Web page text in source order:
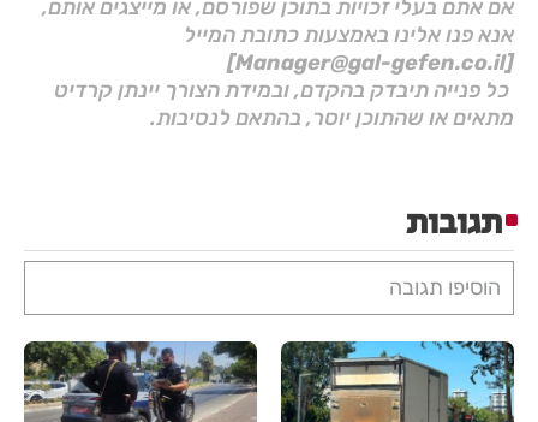
אם אתם בעלי זכויות בתוכן שפורסם, או מייצגים אותם,
אנא פנו אלינו באמצעות כתובת המייל
[Manager@gal-gefen.co.il]
כל פנייה תיבדק בהקדם, ובמידת הצורך יינתן קרדיט
מתאים או שהתוכן יוסר, בהתאם לנסיבות.
תגובות
הוסיפו תגובה